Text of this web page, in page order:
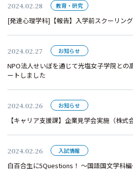
2024.02.28 教育・研究
[発達心理学科]【報告】入学前スクーリング
2024.02.27 お知らせ
NPO法人せいぼを通じて光塩女子学院との
ートしました
2024.02.26 お知らせ
【キャリア支援課】企業見学会実施（株式
2024.02.26 入試情報
白百合生に5Questions！ ～国語国文学科